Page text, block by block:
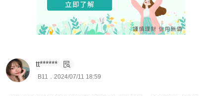
拒賠、院外購買輔具拒賠、冷凍治療限縮次數、失能險拒賠
.
一份完整的保單應具備：
tt******
B11．2024/07/11 18:59